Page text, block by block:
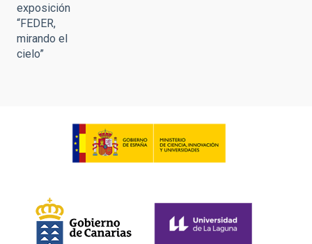
exposición
“FEDER,
mirando el
cielo”